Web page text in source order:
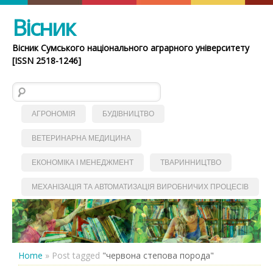
Вісник
Вісник Сумського національного аграрного університету
[ISSN 2518-1246]
Пошук:
АГРОНОМІЯ БУДІВНИЦТВО
ВЕТЕРИНАРНА МЕДИЦИНА
ЕКОНОМІКА І МЕНЕДЖМЕНТ ТВАРИННИЦТВО
МЕХАНІЗАЦІЯ ТА АВТОМАТИЗАЦІЯ ВИРОБНИЧИХ ПРОЦЕСІВ
Home » Post tagged "червона степова порода"